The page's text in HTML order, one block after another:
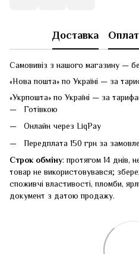
Доставка
Самовивіз з нашого магазину —
«Нова пошта» по Україні — за
«Укрпошта» по Україні — за
Готівкою
Онлайн через LiqPay
Передплата 150 грн за
Строк обміну: протягом 14 днів,
товар не використовувався;
споживчі властивості, пломби,
документ з датою продажу.